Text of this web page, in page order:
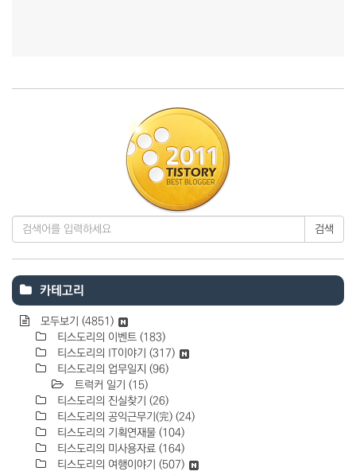
검색
카테고리
모두보기 (4851)
티스도리의 이벤트 (183)
티스도리의 IT이야기 (317)
티스도리의 업무일지 (96)
트럭커 일기 (15)
티스도리의 진실찾기 (26)
티스도리의 공익근무기(完) (24)
티스도리의 기획연재물 (104)
티스도리의 미사용자료 (164)
티스도리의 여행이야기 (507)